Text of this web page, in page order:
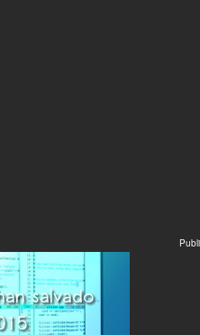
Publi